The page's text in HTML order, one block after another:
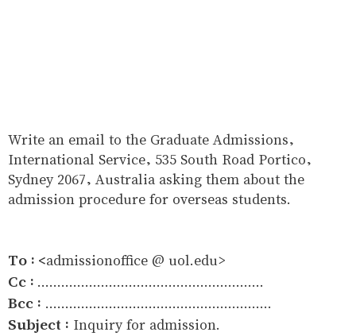
Write an email to the Graduate Admissions,
International Service, 535 South Road Portico,
Sydney 2067, Australia asking them about the
admission procedure for overseas students.
To : <admissionoffice @ uol.edu>
Cc : .........................................................
Bcc : .........................................................
Subject : Inquiry for admission.